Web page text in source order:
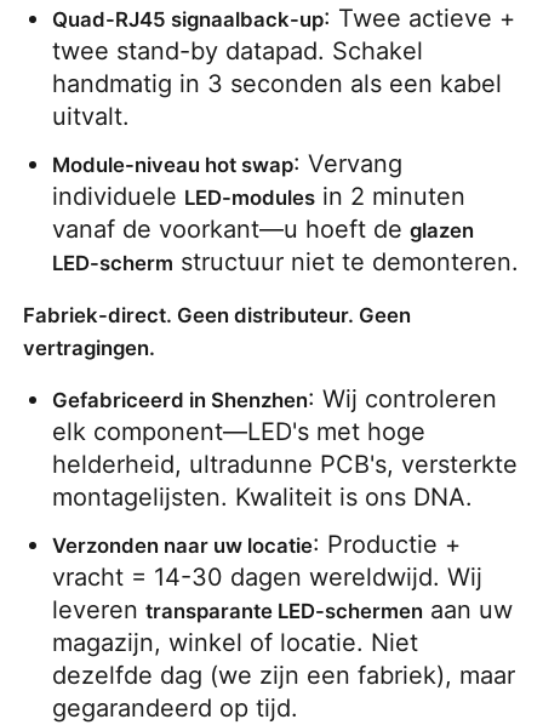
Quad-RJ45 signaalback-up: Twee actieve +
twee stand-by datapad. Schakel
handmatig in 3 seconden als een kabel
uitvalt.
Module-niveau hot swap: Vervang
individuele LED-modules in 2 minuten
vanaf de voorkant—u hoeft de glazen
LED-scherm structuur niet te demonteren.
Fabriek-direct. Geen distributeur. Geen
vertragingen.
Gefabriceerd in Shenzhen: Wij controleren
elk component—LED's met hoge
helderheid, ultradunne PCB's, versterkte
montagelijsten. Kwaliteit is ons DNA.
Verzonden naar uw locatie: Productie +
vracht = 14-30 dagen wereldwijd. Wij
leveren transparante LED-schermen aan uw
magazijn, winkel of locatie. Niet
dezelfde dag (we zijn een fabriek), maar
gegarandeerd op tijd.